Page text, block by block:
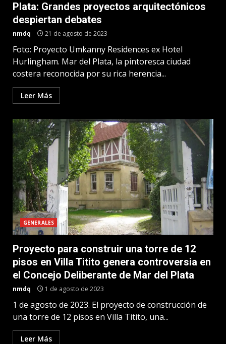
Plata: Grandes proyectos arquitectónicos
despiertan debates
nmdq 21 de agosto de 2023
Foto: Proyecto Umkanny Residences ex Hotel
Hurlingham. Mar del Plata, la pintoresca ciudad
costera reconocida por su rica herencia...
Leer Más
GENERALES
Proyecto para construir una torre de 12
pisos en Villa Titito genera controversia en
el Concejo Deliberante de Mar del Plata
nmdq 1 de agosto de 2023
1 de agosto de 2023. El proyecto de construcción de
una torre de 12 pisos en Villa Titito, una...
Leer Más